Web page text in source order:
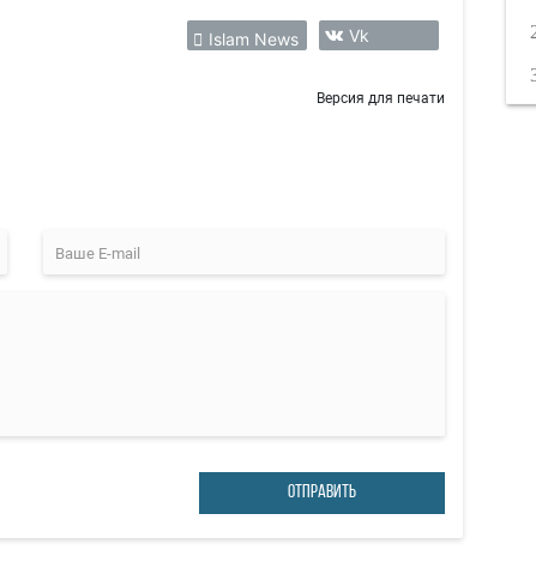
Islam News Vk
Версия для печати
ОТПРАВИТЬ